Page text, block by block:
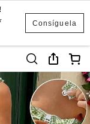
Consíguela